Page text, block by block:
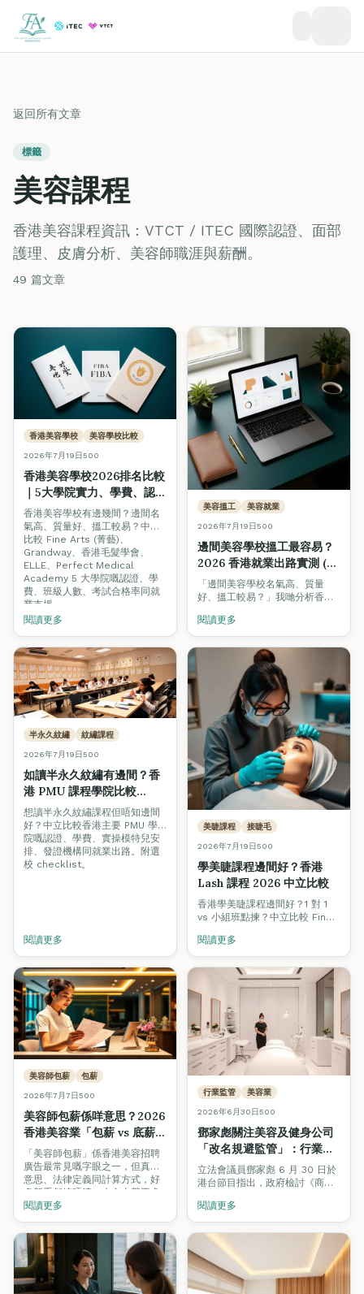
返回所有文章
標籤
美容課程
香港美容課程資訊：VTCT / ITEC 國際認證、面部
護理、皮膚分析、美容師職涯與薪酬。
49 篇文章
香港美容學校 美容學校比較
2026年7月19日500
香港美容學校2026排名比較
｜5大學院實力、學費、認
證、搵工支援全面對照
香港美容學校有邊幾間？邊間名
氣高、質量好、搵工較易？中立
比較 Fine Arts (菁藝)、
Grandway、香港毛髮學會、
ELLE、Perfect Medical
Academy 5 大學院嘅認證、學
費、班級人數、考試合格率同就
業支援。
閱讀更多
美容搵工 美容就業
2026年7月19日500
邊間美容學校搵工最容易？
2026 香港就業出路實測 (附
即時招聘數據)
「邊間美容學校名氣高、質量
好、搵工較易？」我哋分析香港
主真正要求邊種認證，並比較各
學院嘅就業支援模式。
閱讀更多
半永久紋繡 紋繡課程
2026年7月19日500
如讀半永久紋繡有邊間？香
港 PMU 課程學院比較
2026
想讀半永久紋繡課程但唔知邊間
好？中立比較香港主要 PMU 學
院嘅認證、學費、實操模特兒安
排、發證機構同就業出路。附選
校 checklist。
閱讀更多
美睫課程 接睫毛
2026年7月19日500
學美睫課程邊間好？香港
Lash 課程 2026 中立比較
香港學美睫課程邊間好？1 對 1
vs 小組班點揀？中立比較 Fine
等 lash 課程學費、真人模特
兒、認證、實習睫毛量、就業支
援。
閱讀更多
美容師包薪 包薪
2026年7月7日500
美容師包薪係咩意思？2026
香港美容業「包薪 vs 底薪
+佣金」全面拆解
「美容師包薪」係香港美容招聘
廣告最常見嘅字眼之一，但真正
意思、法律定義同計算方式，好
多新手都搞唔清。本文由勞工處
《僱傭條例》第 57 章、業界薪
Workstem 等多個來源，逐一拆
解包薪、底薪加佣金、純佣三種
制度嘅分別，教你點樣睇
offer、點樣揀入行方向。
閱讀更多
行業監管 美容業
2026年6月30日500
鄧家彪關注美容及健身公司
「改名規避監管」：行業定
義要小心，專業培訓與認證
才是消費者真正保障
立法會議員鄧家彪 6 月 30 日於
港台節目指出，政府檢討《商品
的修例工作來得及時，但提醒當
局要小心處理「行業定義」，否
則公司只需改名就可規避監管。
本文拆解事件，並分析為何專業
培訓（VTCT／ITEC／TQUK）與
Beauty Stars 認證沙龍，才是
消費者長遠的真正保障。
閱讀更多